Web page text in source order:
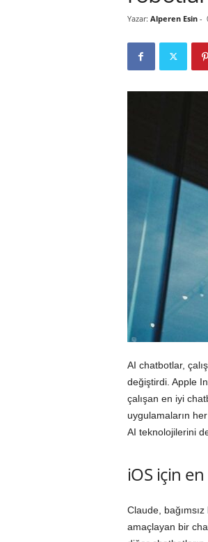
Yazar: Alperen Esin-
AI chatbotlar,
değiştirdi. Apple
çalışan en iyi
uygulamaların
AI teknolojilerini
iOS için
Claude,
amaçlayan bir